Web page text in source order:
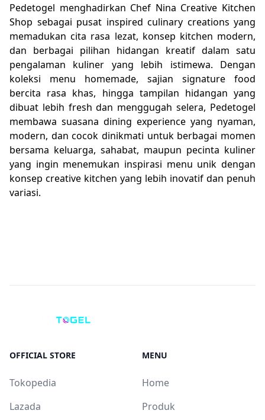
Pedetogel menghadirkan Chef Nina Creative Kitchen
Shop sebagai pusat inspired culinary creations yang
memadukan cita rasa lezat, konsep kitchen modern,
dan berbagai pilihan hidangan kreatif dalam satu
pengalaman kuliner yang lebih istimewa. Dengan
koleksi menu homemade, sajian signature food
bercita rasa khas, hingga tampilan hidangan yang
dibuat lebih fresh dan menggugah selera, Pedetogel
membawa suasana dining experience yang nyaman,
modern, dan cocok dinikmati untuk berbagai momen
bersama keluarga, sahabat, maupun pecinta kuliner
yang ingin menemukan inspirasi menu unik dengan
konsep creative kitchen yang lebih inovatif dan penuh
variasi.
OFFICIAL STORE
Tokopedia
Lazada
MENU
Home
Produk